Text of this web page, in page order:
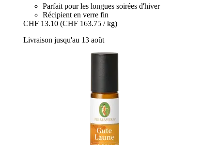
Parfait pour les longues soirées d'hiver
Récipient en verre fin
CHF 13.10 (CHF 163.75 / kg)
Livraison jusqu'au 13 août